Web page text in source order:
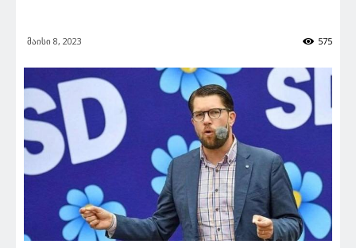
მაისი 8, 2023 575